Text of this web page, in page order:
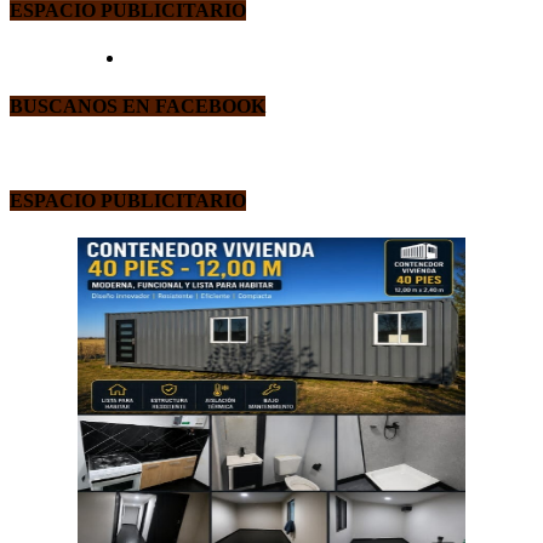
ESPACIO PUBLICITARIO
BUSCANOS EN FACEBOOK
ESPACIO PUBLICITARIO